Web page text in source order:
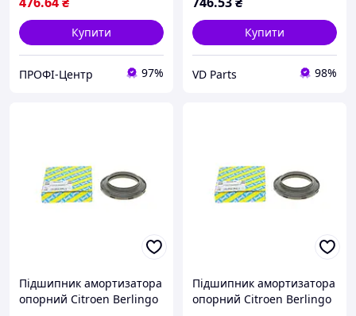
Купити
ПРОФІ-Центр 97%
Купити
VD Parts 98%
Підшипник амортизатора
опорний Citroen Berlingo
Підшипник амортизатора
опорний Citroen Berlingo